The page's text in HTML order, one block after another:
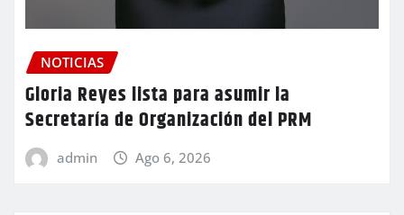
NOTICIAS
Gloria Reyes lista para asumir la
Secretaría de Organización del PRM
admin Ago 6, 2026